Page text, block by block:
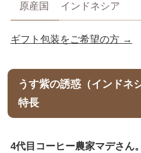
原産国 インドネシア
ギフト包装をご希望の方 →
うす紫の誘惑（インド
特長
4代目コーヒー農家マデさん。